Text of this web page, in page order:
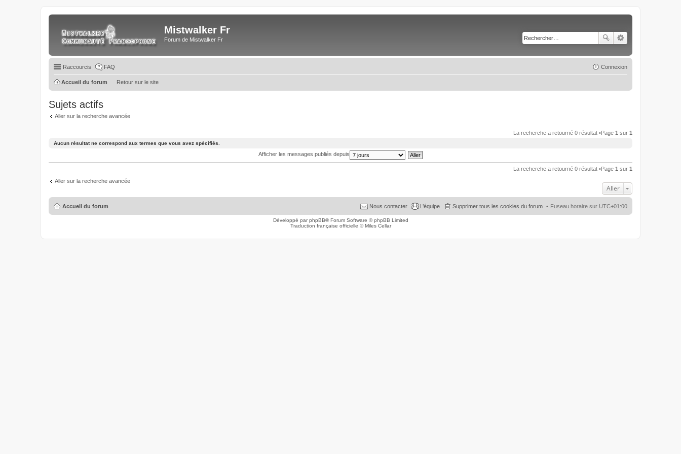
Mistwalker Fr
Forum de Mistwalker Fr
Raccourcis FAQ Connexion
Retour sur le site
Accueil du forum
Sujets actifs
Aller sur la recherche avancée
La recherche a retourné 0 résultat •Page 1 sur 1
Aucun résultat ne correspond aux termes que vous avez spécifiés.
Afficher les messages publiés depuis
La recherche a retourné 0 résultat •Page 1 sur 1
Aller sur la recherche avancée
Aller
Accueil du forum Fuseau horaire sur UTC+01:00
Supprimer tous les cookies du forum
L’équipe
Nous contacter
Développé parphpBB® Forum Software © phpBB Limited
Traduction française officielle ©Miles Cellar